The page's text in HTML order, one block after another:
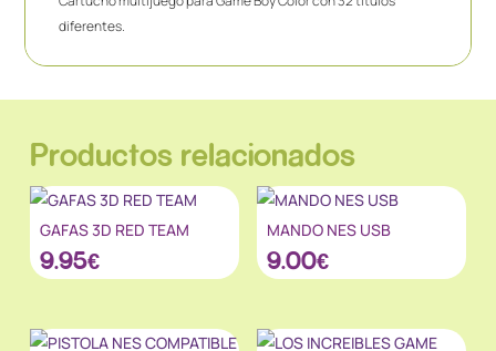
diferentes.
Productos relacionados
GAFAS 3D RED TEAM
9.95€
MANDO NES USB
9.00€